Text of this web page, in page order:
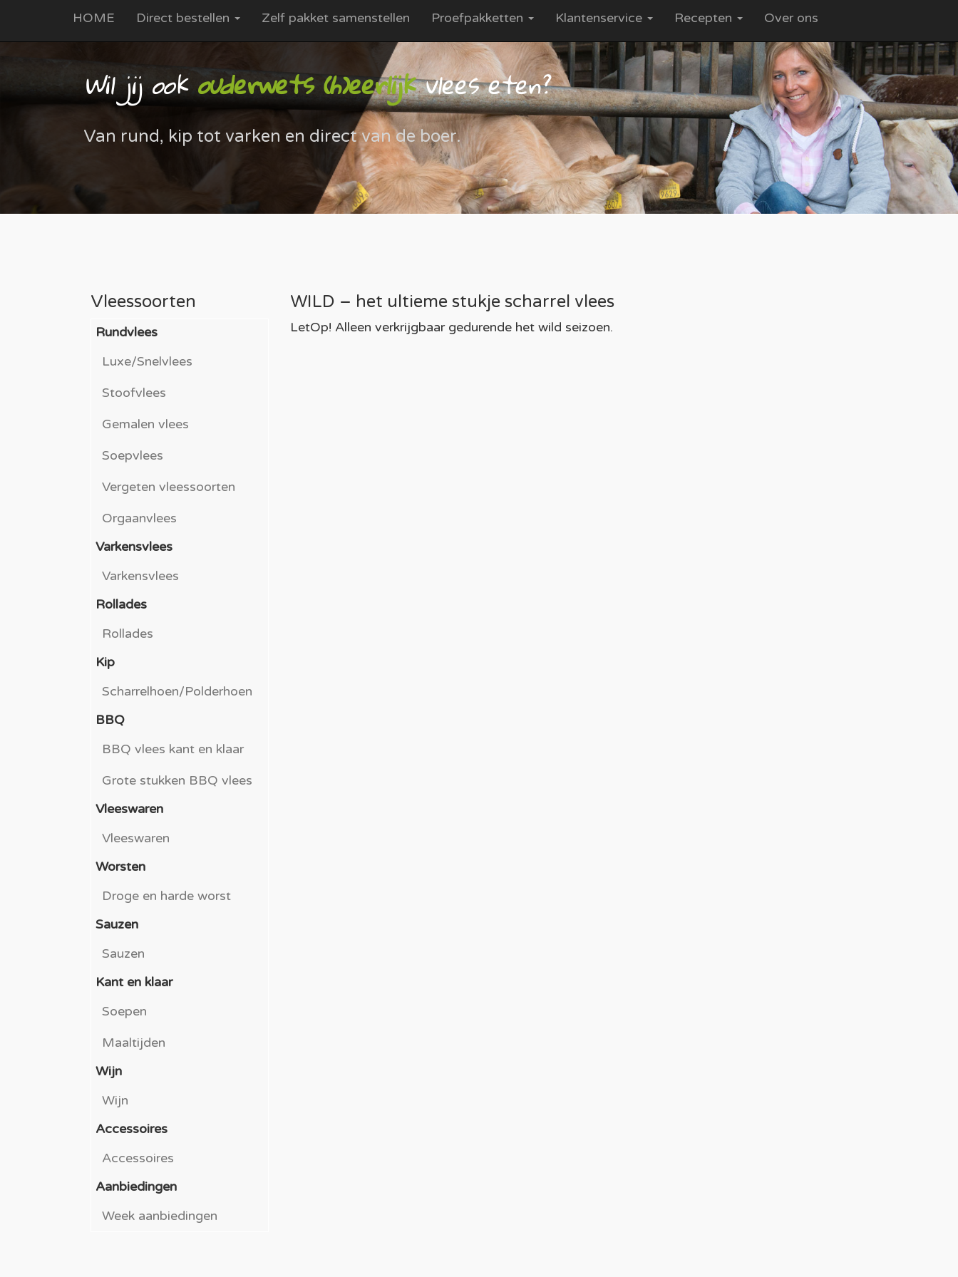
HOME Direct bestellen Zelf pakket samenstellen Proefpakketten Klantenservice Recepten Over ons
Wil jij ookouderwets (h)eerlijkvlees eten?
Van rund, kip tot varken en direct van de boer.
Vleessoorten
Rundvlees
Luxe/Snelvlees
Stoofvlees
Gemalen vlees
Soepvlees
Vergeten vleessoorten
Orgaanvlees
Varkensvlees
Varkensvlees
Rollades
Rollades
Kip
Scharrelhoen/Polderhoen
BBQ
BBQ vlees kant en klaar
Grote stukken BBQ vlees
Vleeswaren
Vleeswaren
Worsten
Droge en harde worst
Sauzen
Sauzen
Kant en klaar
Soepen
Maaltijden
Wijn
Wijn
Accessoires
Accessoires
Aanbiedingen
Week aanbiedingen
WILD – het ultieme stukje scharrel vlees
LetOp! Alleen verkrijgbaar gedurende het wild seizoen.